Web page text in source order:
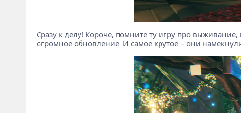
Сразу к делу! Короче, помните ту игру про выживание,
огромное обновление. И самое крутое – они